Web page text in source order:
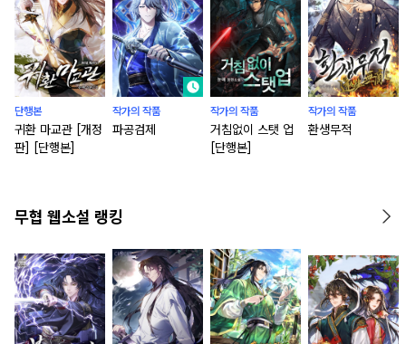
단행본
귀환 마교관 [개정
판] [단행본]
작가의 작품
파공검제
작가의 작품
거침없이 스탯 업
[단행본]
작가의 작품
환생무적
무협 웹소설 랭킹